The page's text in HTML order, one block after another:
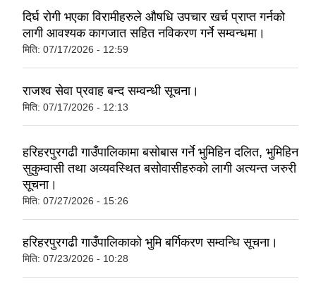
दिर्घ रोगी भएका विरामीहरुले औषधि उपचार खर्च प्राप्त गर्नको
लागी आवश्यक कागजात सहित नविकरण गर्ने सम्वन्धमा।
मिति: 07/17/2026 - 12:59
राजश्व सेवा प्रवाह बन्द सम्वन्धी सूचना।
मिति: 07/17/2026 - 12:13
हरिहरपुरगढी गाउँपालिकामा बसोबास गर्ने भुमिहिन दलित, भुमिहिन
सुकुम्वासी तथा अव्यवस्थित बसोवासीहरुको लागी अत्यन्त जरुरी
सूचना।
मिति: 07/27/2026 - 15:26
हरिहरपुरगढी गाउँपालिकाको भुमि बर्गिकरण सम्वन्धि सूचना।
मिति: 07/23/2026 - 10:28